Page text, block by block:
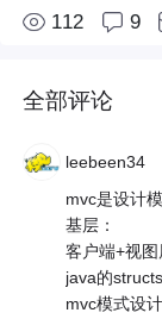
112 9
全部评论
leebeen34
mvc是设计
基层：
客户端+视
java的
mvc模式设